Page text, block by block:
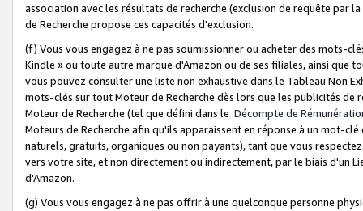
association avec les résultats de recherche (exclusion de requête
de Recherche propose ces capacités d'exclusion.
(f) Vous vous engagez à ne pas soumissionner ou acheter des mots-
Kindle » ou toute autre marque d'Amazon ou de ses filiales, ainsi que
vous pouvez consulter une liste non exhaustive dans le Tableau Non
mots-clés sur tout Moteur de Recherche dès lors que les publicités de
Moteur de Recherche (tel que défini dans le Décompte de
Moteurs de Recherche afin qu'ils apparaissent en réponse à un mot-
naturels, gratuits, organiques ou non payants), tant que vous
vers votre site, et non directement ou indirectement, par le biais d'un
d'Amazon.
(g) Vous vous engagez à ne pas offrir à une quelconque personne